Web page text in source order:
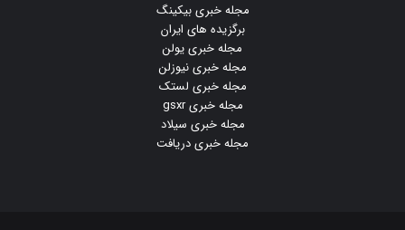
مجله خبری بیکینگ
برگزیده های ایران
مجله خبری یولن
مجله خبری نیوزلن
مجله خبری لستک
مجله خبری gsxr
مجله خبری سیلاد
مجله خبری دریافت